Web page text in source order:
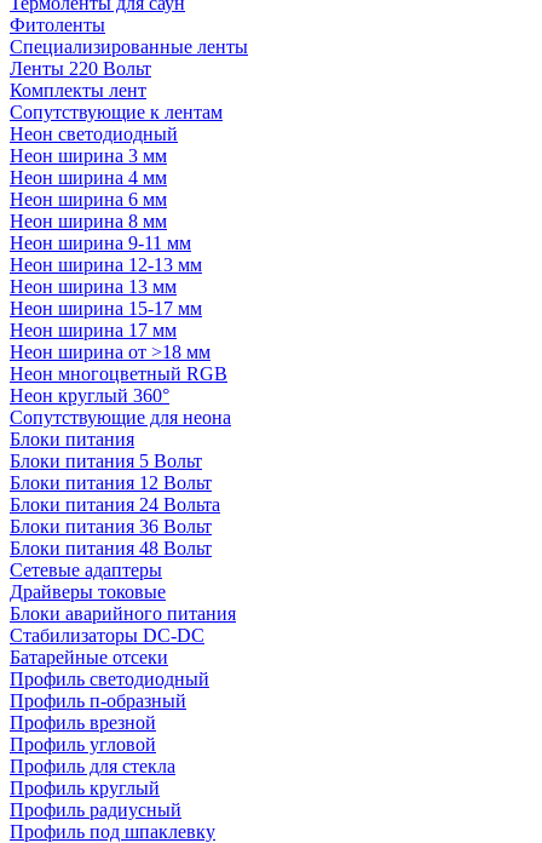
Фитоленты
Специализированные ленты
Ленты 220 Вольт
Комплекты лент
Сопутствующие к лентам
Неон светодиодный
Неон ширина 3 мм
Неон ширина 4 мм
Неон ширина 6 мм
Неон ширина 8 мм
Неон ширина 9-11 мм
Неон ширина 12-13 мм
Неон ширина 13 мм
Неон ширина 15-17 мм
Неон ширина 17 мм
Неон ширина от >18 мм
Неон многоцветный RGB
Неон круглый 360°
Сопутствующие для неона
Блоки питания
Блоки питания 5 Вольт
Блоки питания 12 Вольт
Блоки питания 24 Вольта
Блоки питания 36 Вольт
Блоки питания 48 Вольт
Сетевые адаптеры
Драйверы токовые
Блоки аварийного питания
Стабилизаторы DC-DC
Батарейные отсеки
Профиль светодиодный
Профиль п-образный
Профиль врезной
Профиль угловой
Профиль для стекла
Профиль круглый
Профиль радиусный
Профиль под шпаклевку